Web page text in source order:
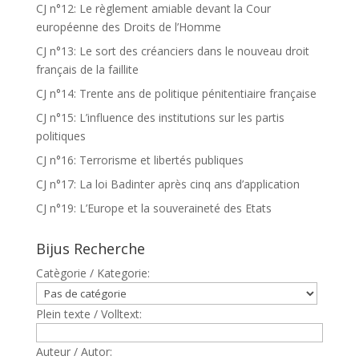
CJ n°12: Le règlement amiable devant la Cour
européenne des Droits de l’Homme
CJ n°13: Le sort des créanciers dans le nouveau droit
français de la faillite
CJ n°14: Trente ans de politique pénitentiaire française
CJ n°15: L’influence des institutions sur les partis
politiques
CJ n°16: Terrorisme et libertés publiques
CJ n°17: La loi Badinter après cinq ans d’application
CJ n°19: L’Europe et la souveraineté des Etats
Bijus Recherche
Catègorie / Kategorie:
Plein texte / Volltext:
Auteur / Autor: